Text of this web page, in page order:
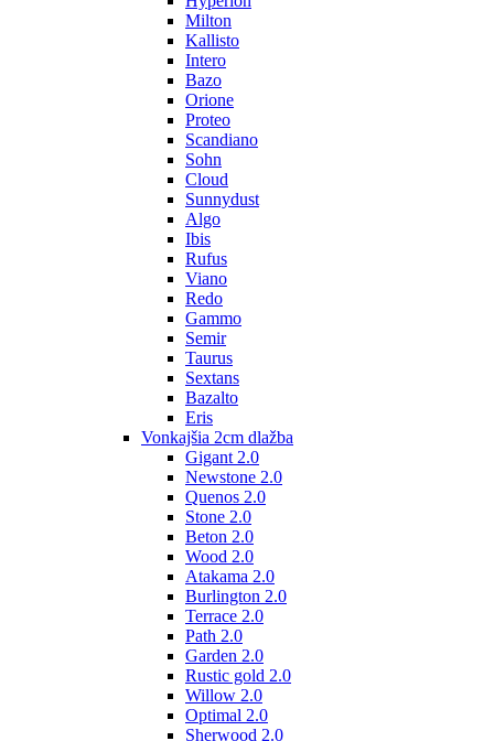
Milton
Kallisto
Intero
Bazo
Orione
Proteo
Scandiano
Sohn
Cloud
Sunnydust
Algo
Ibis
Rufus
Viano
Redo
Gammo
Semir
Taurus
Sextans
Bazalto
Eris
Vonkajšia 2cm dlažba
Gigant 2.0
Newstone 2.0
Quenos 2.0
Stone 2.0
Beton 2.0
Wood 2.0
Atakama 2.0
Burlington 2.0
Terrace 2.0
Path 2.0
Garden 2.0
Rustic gold 2.0
Willow 2.0
Optimal 2.0
Sherwood 2.0